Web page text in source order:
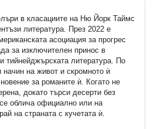
в класациите на Ню Йорк Таймс
литература. През 2022 е
асоциация за прогрес
за изключителен принос в
тийнейджърската литература. По
на живот и скромното ѝ
за романите ѝ. Когато не
докато търси десерти без
облича официално или на
на страната с кучетата ѝ.